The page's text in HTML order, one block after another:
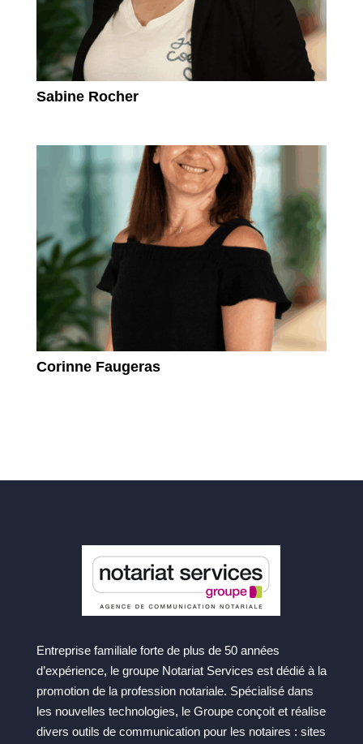
Sabine Rocher
Corinne Faugeras
Entreprise familiale forte de plus de 50 années
d’expérience, le groupe Notariat Services est dédié à la
promotion de la profession notariale. Spécialisé dans
les nouvelles technologies, le Groupe conçoit et réalise
divers outils de communication pour les notaires : sites